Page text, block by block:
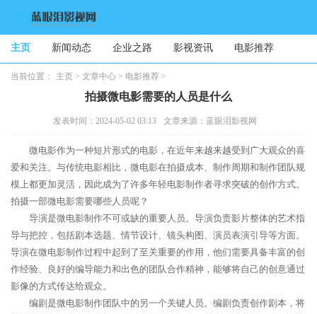
主页 新闻动态 企业之路 影视资讯 电影推荐
当前位置： 主页 > 文章中心 > 电影推荐 >
拍摄微电影需要的人员是什么
发表时间：2024-05-02 03:13 文章来源：蓝眼泪影视网
微电影作为一种短片形式的电影，在近年来越来越受到广大观众的喜
爱和关注。与传统电影相比，微电影在拍摄成本、制作周期和制作团队规
模上都更加灵活，因此成为了许多年轻电影制作者寻求突破的创作方式。
拍摄一部微电影需要哪些人员呢？
导演是微电影制作不可或缺的重要人员。导演负责影片整体的艺术指
导与把控，包括剧本选题、情节设计、镜头构图、演员表演引导等方面。
导演在微电影制作过程中起到了至关重要的作用，他们需要具备丰富的创
作经验、良好的编导能力和出色的团队合作精神，能够将自己的创意通过
影像的方式传达给观众。
编剧是微电影制作团队中的另一个关键人员。编剧负责创作剧本，将